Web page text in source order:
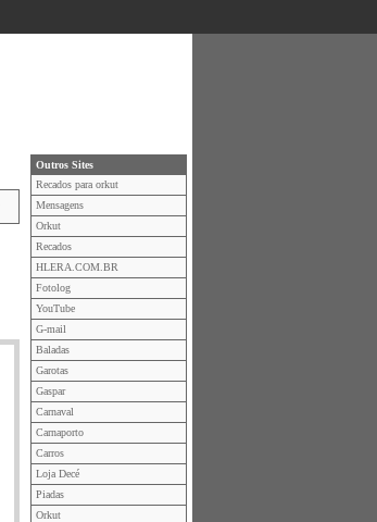
Outros Sites
Recados para orkut
Mensagens
Orkut
Recados
HLERA.COM.BR
Fotolog
YouTube
G-mail
Baladas
Garotas
Gaspar
Carnaval
Carnaporto
Carros
Loja Decé
Piadas
Orkut